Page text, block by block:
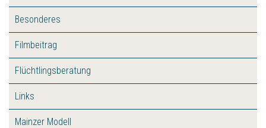
Besonderes
Filmbeitrag
Flüchtlingsberatung
Links
Mainzer Modell